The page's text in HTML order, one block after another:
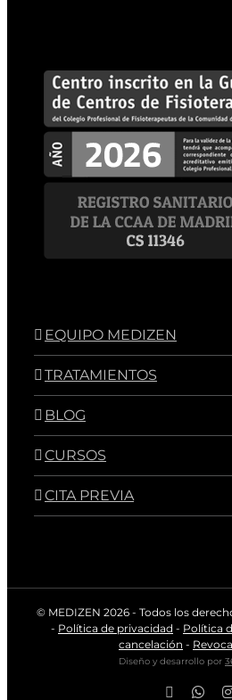
EQUIPO MEDIZEN
TRATAMIENTOS
BLOG
CURSOS
CITA PREVIA
© MEDIZEN 2026 - Todos los
- Política de privacidad - Política
cancelación -
Diseño y desarrollo por
Facebook